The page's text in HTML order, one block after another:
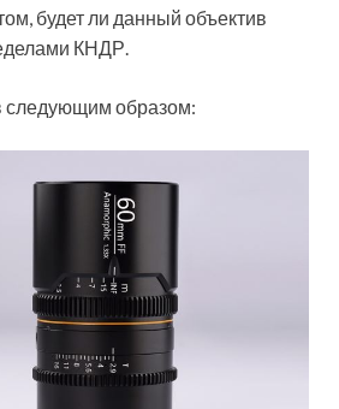
будет ли данный объектив
КНДР.
следующим образом: